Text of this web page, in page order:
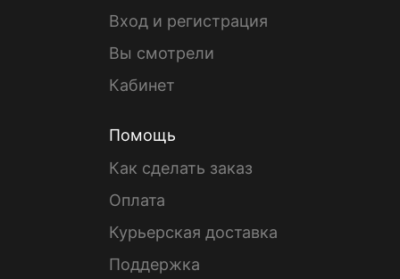
Вход и регистрация
Вы смотрели
Кабинет
Помощь
Как сделать заказ
Оплата
Курьерская доставка
Поддержка